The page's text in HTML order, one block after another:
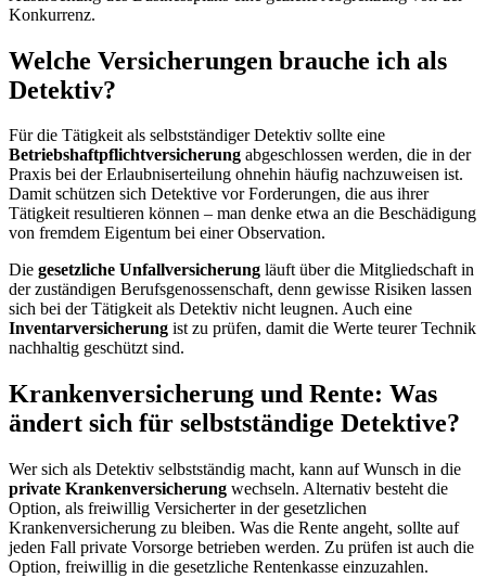
Konkurrenz.
Welche Versicherungen brauche ich als
Detektiv?
Für die Tätigkeit als selbstständiger Detektiv sollte eine
Betriebshaftpflichtversicherung abgeschlossen werden, die in der
Praxis bei der Erlaubniserteilung ohnehin häufig nachzuweisen ist.
Damit schützen sich Detektive vor Forderungen, die aus ihrer
Tätigkeit resultieren können – man denke etwa an die Beschädigung
von fremdem Eigentum bei einer Observation.
Die gesetzliche Unfallversicherung läuft über die Mitgliedschaft in
der zuständigen Berufsgenossenschaft, denn gewisse Risiken lassen
sich bei der Tätigkeit als Detektiv nicht leugnen. Auch eine
Inventarversicherung ist zu prüfen, damit die Werte teurer Technik
nachhaltig geschützt sind.
Krankenversicherung und Rente: Was
ändert sich für selbstständige Detektive?
Wer sich als Detektiv selbstständig macht, kann auf Wunsch in die
private Krankenversicherung wechseln. Alternativ besteht die
Option, als freiwillig Versicherter in der gesetzlichen
Krankenversicherung zu bleiben. Was die Rente angeht, sollte auf
jeden Fall private Vorsorge betrieben werden. Zu prüfen ist auch die
Option, freiwillig in die gesetzliche Rentenkasse einzuzahlen.